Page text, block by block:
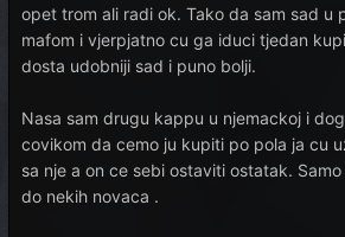
opet trom ali radi ok. Tako da sam sad u
mafom i vjerpjatno cu ga iduci tjedan
dosta udobniji sad i puno bolji.
Nasa sam drugu kappu u njemackoj i
covikom da cemo ju kupiti po pola ja cu
sa nje a on ce sebi ostaviti ostatak.
do nekih novaca .